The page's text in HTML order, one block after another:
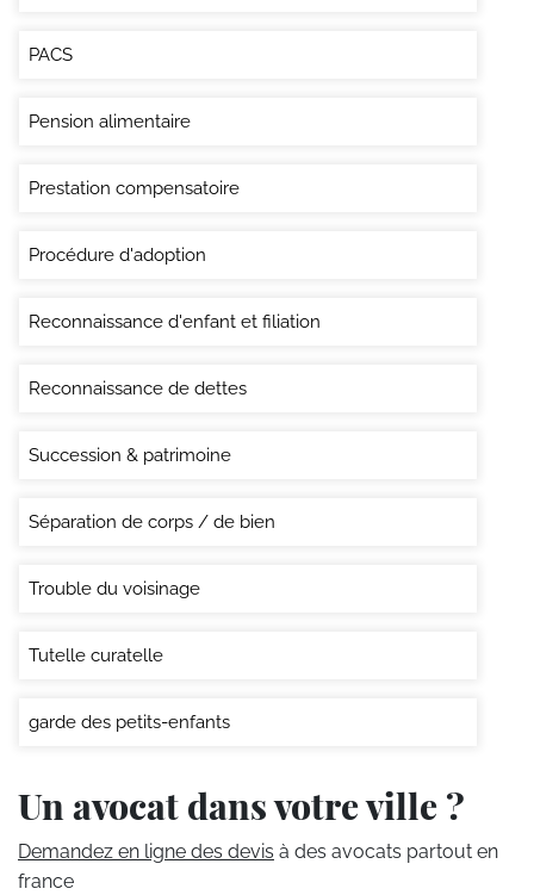
PACS
Pension alimentaire
Prestation compensatoire
Procédure d'adoption
Reconnaissance d'enfant et filiation
Reconnaissance de dettes
Succession & patrimoine
Séparation de corps / de bien
Trouble du voisinage
Tutelle curatelle
garde des petits-enfants
Un avocat dans votre ville ?
Demandez en ligne des devis à des avocats partout en
france